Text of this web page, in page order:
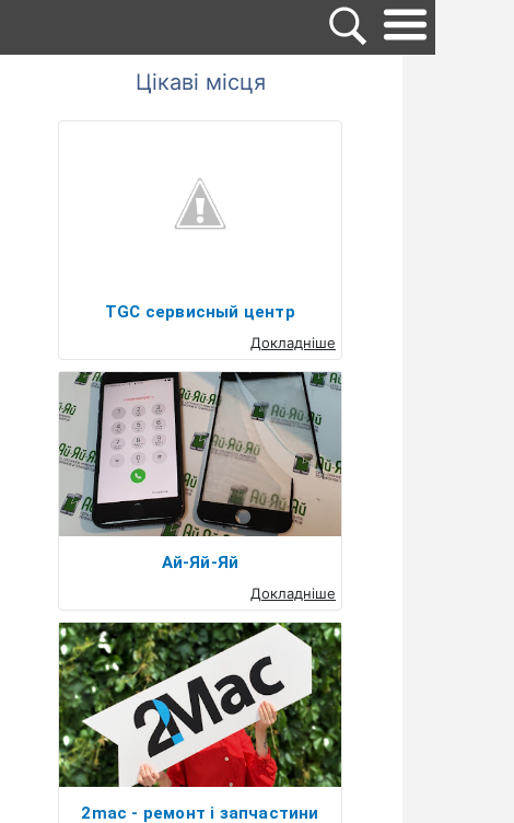
Цікаві місця
TGC сервисный центр
Докладніше
Ай-Яй-Яй
Докладніше
2mac - ремонт і запчастини